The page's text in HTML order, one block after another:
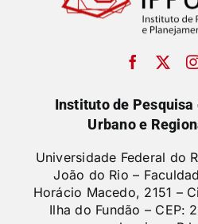
Instituto de
Urbano e
Universidade Federal do
João do Rio –
Horácio Macedo, 2151 –
Ilha do Fundão – CEP: